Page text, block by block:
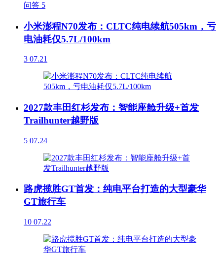
问答 5
小米澎程N70发布：CLTC纯电续航505km，亏
电油耗仅5.7L/100km
3 07.21
2027款丰田红杉发布：智能座舱升级+首发
Trailhunter越野版
5 07.24
路虎揽胜GT首发：纯电平台打造的大型豪华
GT旅行车
10 07.22